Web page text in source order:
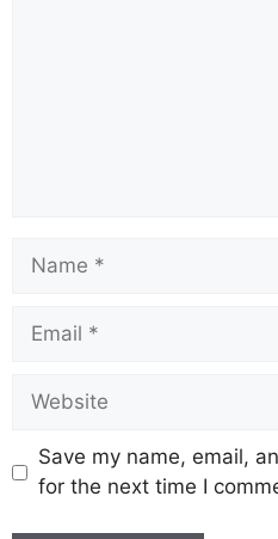
Save my name, email,
for the next time I